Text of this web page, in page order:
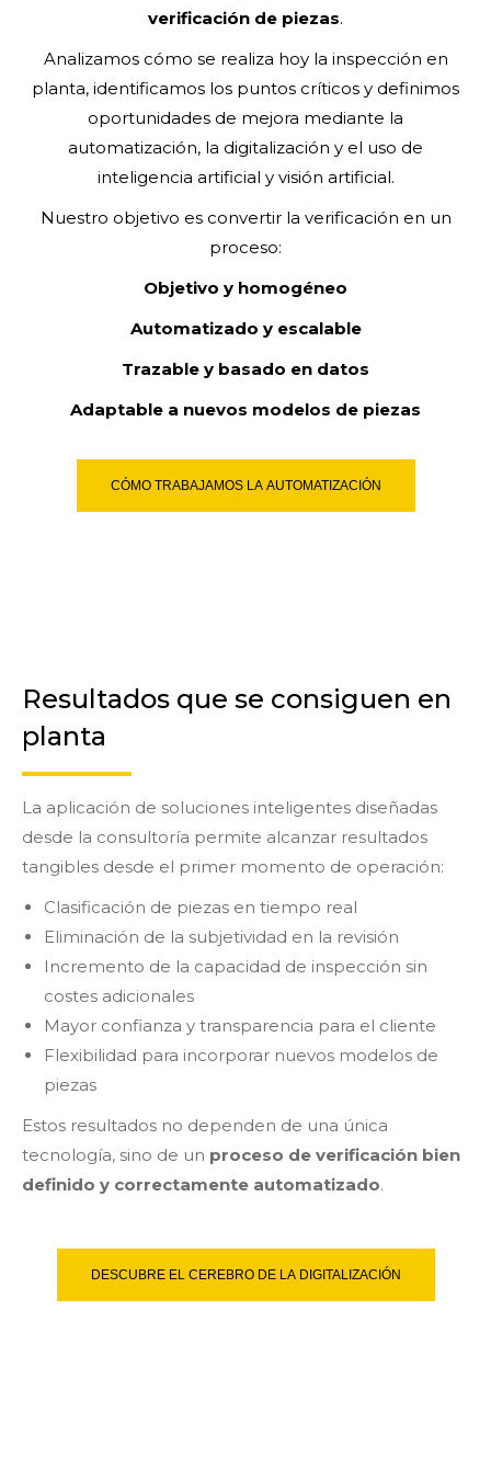
verificación de piezas.
Analizamos cómo se realiza hoy la inspección en
planta, identificamos los puntos críticos y definimos
oportunidades de mejora mediante la
automatización, la digitalización y el uso de
inteligencia artificial y visión artificial.
Nuestro objetivo es convertir la verificación en un
proceso:
Objetivo y homogéneo
Automatizado y escalable
Trazable y basado en datos
Adaptable a nuevos modelos de piezas
CÓMO TRABAJAMOS LA AUTOMATIZACIÓN
Resultados que se consiguen en
planta
La aplicación de soluciones inteligentes diseñadas
desde la consultoría permite alcanzar resultados
tangibles desde el primer momento de operación:
Clasificación de piezas en tiempo real
Eliminación de la subjetividad en la revisión
Incremento de la capacidad de inspección sin
costes adicionales
Mayor confianza y transparencia para el cliente
Flexibilidad para incorporar nuevos modelos de
piezas
Estos resultados no dependen de una única
tecnología, sino de un proceso de verificación bien
definido y correctamente automatizado.
DESCUBRE EL CEREBRO DE LA DIGITALIZACIÓN